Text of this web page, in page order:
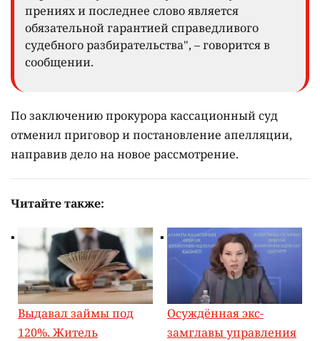
прениях и последнее слово является
обязательной гарантией справедливого
судебного разбирательства", – говорится в
сообщении.
По заключению прокурора кассационный суд
отменил приговор и постановление апелляции,
направив дело на новое рассмотрение.
Читайте также:
Выдавал займы под
120%. Житель
Осуждённая экс-
замглавы управления